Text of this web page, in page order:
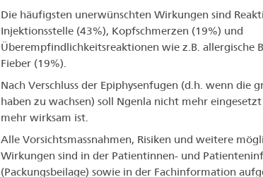
Die häufigsten unerwünschten Wirkungen sind
Injektionsstelle (43%), Kopfschmerzen (19%) und
Überempfindlichkeitsreaktionen wie z.B. allergische
Fieber (19%).
Nach Verschluss der Epiphysenfugen (d.h. wenn die
haben zu wachsen) soll Ngenla nicht mehr
mehr wirksam ist.
Alle Vorsichtsmassnahmen, Risiken und weitere
Wirkungen sind in der Patientinnen- und
(Packungsbeilage) sowie in der Fachinformation